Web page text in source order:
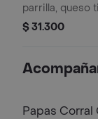
parrilla, queso
tocineta
$ 31.300
Papas Corral